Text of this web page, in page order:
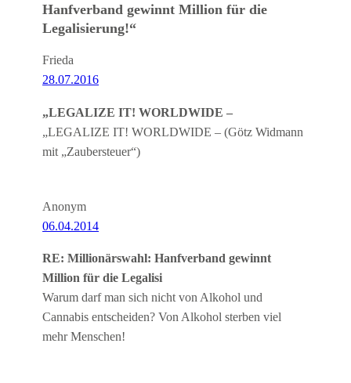
Hanfverband gewinnt Million für die
Legalisierung!“
Frieda
28.07.2016
„LEGALIZE IT! WORLDWIDE –
„LEGALIZE IT! WORLDWIDE – (Götz Widmann
mit „Zaubersteuer“)
Anonym
06.04.2014
RE: Millionärswahl: Hanfverband gewinnt
Million für die Legalisi
Warum darf man sich nicht von Alkohol und
Cannabis entscheiden? Von Alkohol sterben viel
mehr Menschen!